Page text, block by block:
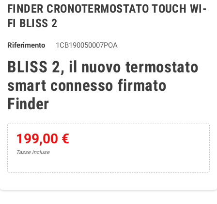
FINDER CRONOTERMOSTATO TOUCH WI-
FI BLISS 2
Riferimento 1CB190050007POA
BLISS 2, il nuovo termostato
smart connesso firmato
Finder
199,00 €
Tasse incluse